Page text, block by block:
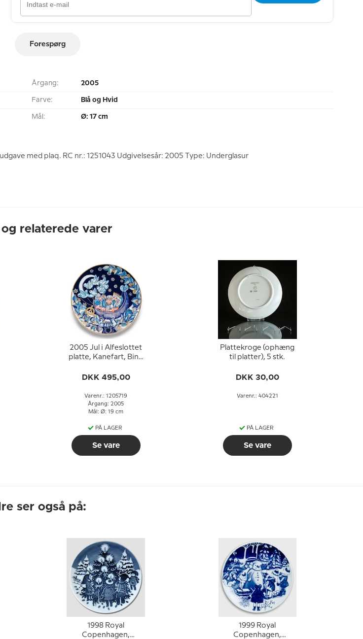
Forespørg
Årgang: 2005
Farve: Blå og Hvid
Mål: Ø: 17 cm
med plaq. RC nr.: 1251043 Udgivelsesår: 2005 Type: Underglasur
relaterede varer
2005 Jul i Alfeslottet
platte, Kanefart, Bing
DKK 495,00
Varenr.: 1205719
Årgang: 2005
Mål: Ø: 19 cm
PÅ LAGER
Se vare
Plattekroge (ophæng
til platter), 5 stk.
DKK 30,00
Varenr.: 404221
PÅ LAGER
Se vare
ser også på:
1998 Royal
Copenhagen,
1999 Royal
Copenhagen,